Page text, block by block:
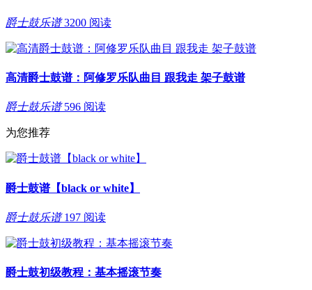
爵士鼓乐谱 3200 阅读
高清爵士鼓谱：阿修罗乐队曲目 跟我走 架子鼓谱
爵士鼓乐谱 596 阅读
为您推荐
爵士鼓谱【black or white】
爵士鼓乐谱 197 阅读
爵士鼓初级教程：基本摇滚节奏